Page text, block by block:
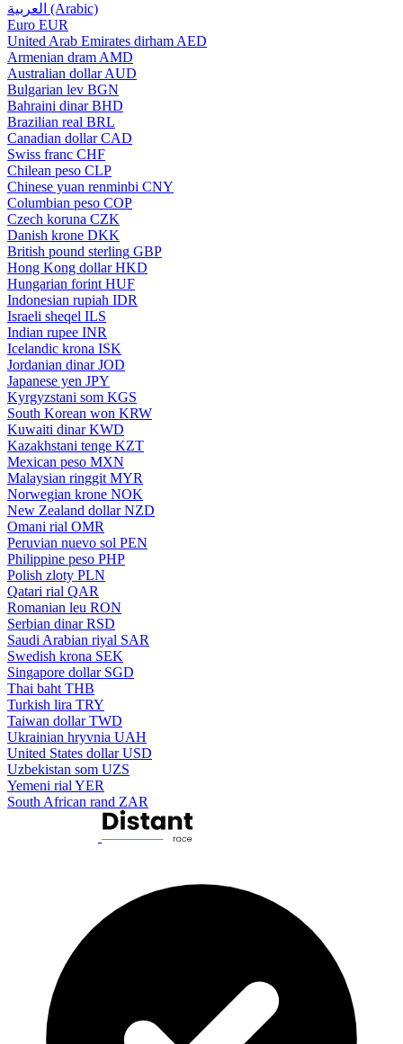
العربية (Arabic)
Euro EUR
United Arab Emirates dirham AED
Armenian dram AMD
Australian dollar AUD
Bulgarian lev BGN
Bahraini dinar BHD
Brazilian real BRL
Canadian dollar CAD
Swiss franc CHF
Chilean peso CLP
Chinese yuan renminbi CNY
Columbian peso COP
Czech koruna CZK
Danish krone DKK
British pound sterling GBP
Hong Kong dollar HKD
Hungarian forint HUF
Indonesian rupiah IDR
Israeli sheqel ILS
Indian rupee INR
Icelandic krona ISK
Jordanian dinar JOD
Japanese yen JPY
Kyrgyzstani som KGS
South Korean won KRW
Kuwaiti dinar KWD
Kazakhstani tenge KZT
Mexican peso MXN
Malaysian ringgit MYR
Norwegian krone NOK
New Zealand dollar NZD
Omani rial OMR
Peruvian nuevo sol PEN
Philippine peso PHP
Polish zloty PLN
Qatari rial QAR
Romanian leu RON
Serbian dinar RSD
Saudi Arabian riyal SAR
Swedish krona SEK
Singapore dollar SGD
Thai baht THB
Turkish lira TRY
Taiwan dollar TWD
Ukrainian hryvnia UAH
United States dollar USD
Uzbekistan som UZS
Yemeni rial YER
South African rand ZAR